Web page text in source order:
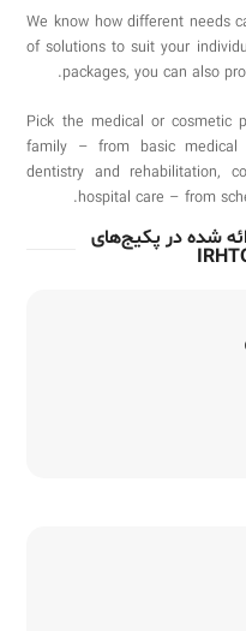
We know how different needs
of solutions to suit your
packages, you can also
Pick the medical or cosmetic
family – from basic medical
dentistry and rehabilitation,
hospital care – from
شده در پکیج‌های